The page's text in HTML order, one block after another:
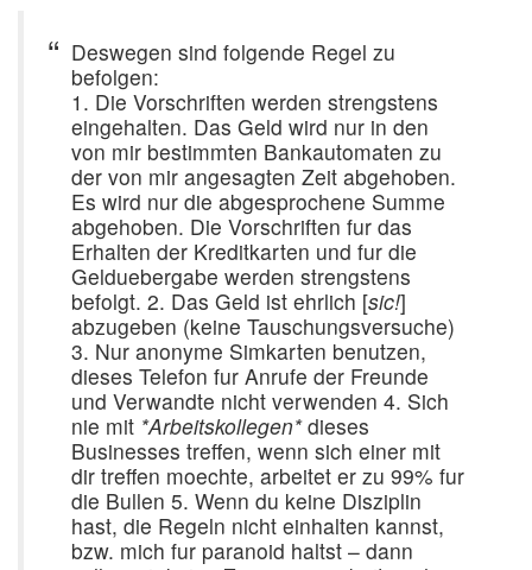
Deswegen sind folgende Regel zu
befolgen:
1. Die Vorschriften werden strengstens
eingehalten. Das Geld wird nur in den
von mir bestimmten Bankautomaten zu
der von mir angesagten Zeit abgehoben.
Es wird nur die abgesprochene Summe
abgehoben. Die Vorschriften fur das
Erhalten der Kreditkarten und fur die
Gelduebergabe werden strengstens
befolgt. 2. Das Geld ist ehrlich [sic!]
abzugeben (keine Tauschungsversuche)
3. Nur anonyme Simkarten benutzen,
dieses Telefon fur Anrufe der Freunde
und Verwandte nicht verwenden 4. Sich
nie mit *Arbeitskollegen*dieses
Businesses treffen, wenn sich einer mit
dir treffen moechte, arbeitet er zu 99% fur
die Bullen 5. Wenn du keine Disziplin
hast, die Regeln nicht einhalten kannst,
bzw. mich fur paranoid haltst – dann